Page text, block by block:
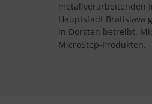
metallverarbeitenden
Hauptstadt Bratislava
in Dorsten betreibt.
MicroStep-Produkten.